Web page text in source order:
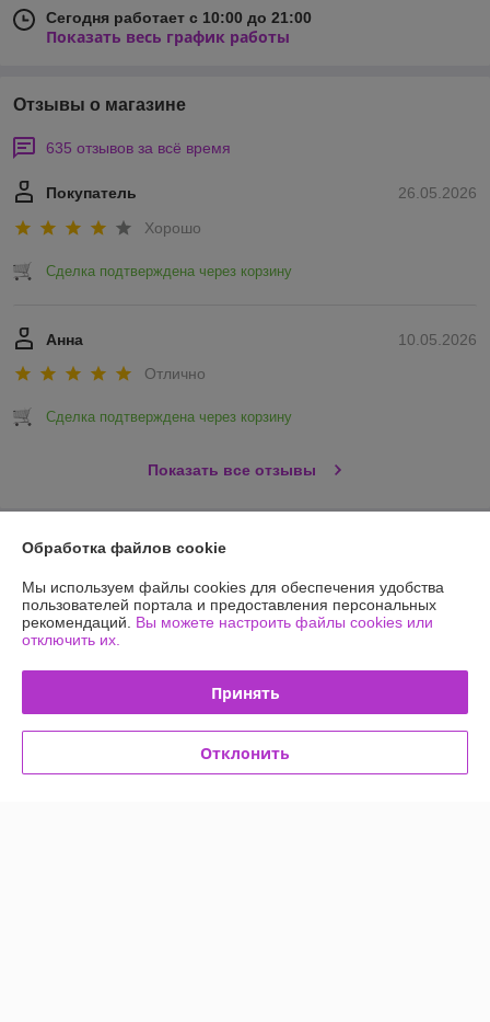
Сегодня работает с 10:00 до 21:00
Показать весь график работы
Отзывы о магазине
635 отзывов за всё время
26.05.2026
Покупатель
Хорошо
Сделка подтверждена через корзину
10.05.2026
Анна
Отлично
Сделка подтверждена через корзину
Показать все отзывы
О нас
Контакты
Доставка и оплата
Обработка файлов cookie
Мы используем файлы cookies для обеспечения удобства
пользователей портала и предоставления персональных
рекомендаций. Вы можете настроить файлы cookies или
отключить их.
Принять
Отклонить